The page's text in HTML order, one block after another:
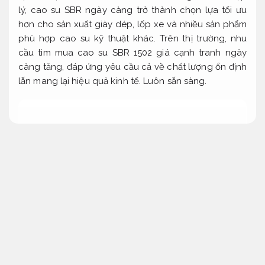
lý, cao su SBR ngày càng trở thành chọn lựa tối ưu
hơn cho sản xuất giày dép, lốp xe và nhiều sản phẩm
phù hợp cao su kỹ thuật khác. Trên thị trường, nhu
cầu tìm mua cao su SBR 1502 giá cạnh tranh ngày
càng tăng, đáp ứng yêu cầu cả về chất lượng ổn định
lẫn mang lại hiệu quả kinh tế.Luôn sẵn sàng.